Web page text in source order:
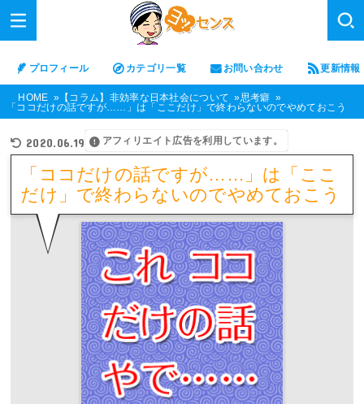
プロフィール カテゴリ一覧 お問い合わせ 更新情報
HOME 【コラム】非効率な日本社会について
思考癖
「ココだけの話ですが……」は「ここだけ」で終わらないのでやめておこう
2020.06.19 アフィリエイト広告を利用しています。
「ココだけの話ですが……」は「ここ
だけ」で終わらないのでやめておこう